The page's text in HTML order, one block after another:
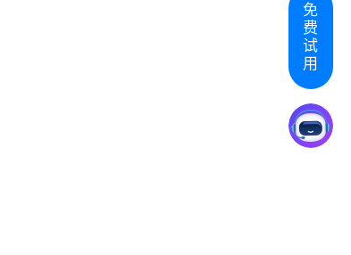
免
费
试
用